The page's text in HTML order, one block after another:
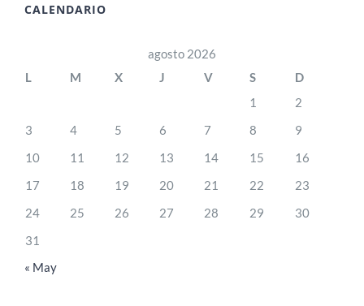
CALENDARIO
agosto 2026
L
M X J V S
D
1
2
3
4 5 6 7 8
9
10
11 12 13 14 15
16
17
18 19 20 21 22
23
24
25 26 27 28 29
30
31
« May